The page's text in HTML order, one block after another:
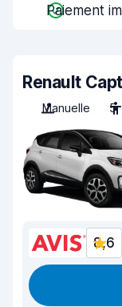
Paiement
Renault
Manuelle
5
8,6